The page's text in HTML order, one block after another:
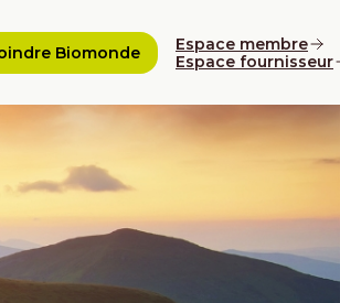
Biomonde
Espace membre
Espace fournisseur